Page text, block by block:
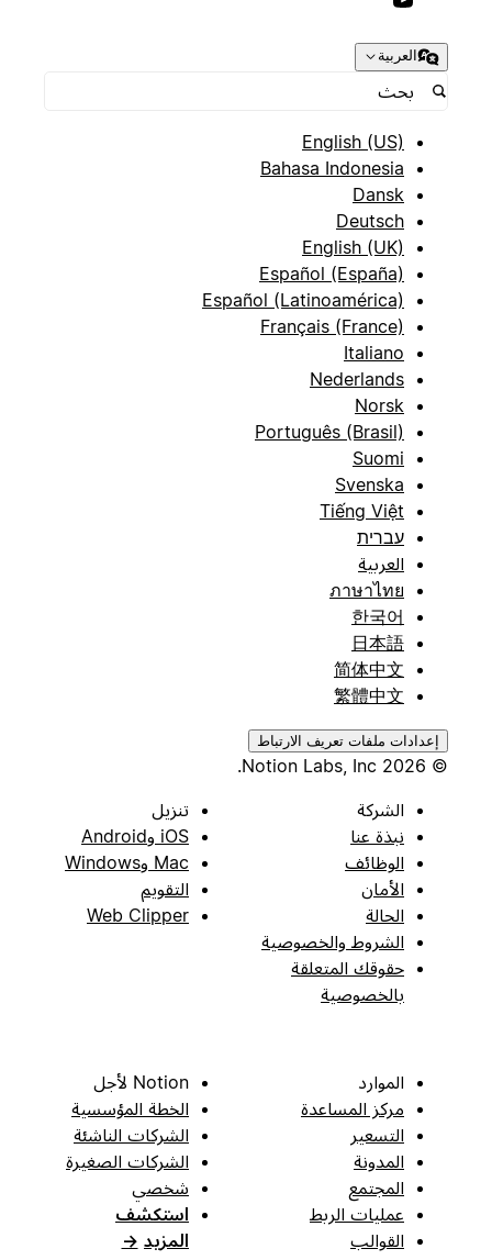
العربية
English (US)
Bahasa Indonesia
Dansk
Deutsch
English (UK)
Español (España)
Español (Latinoamérica)
Français (France)
Italiano
Nederlands
Norsk
Português (Brasil)
Suomi
Svenska
Tiếng Việt
עברית
العربية
ภาษาไทย
한국어
日本語
简体中文
繁體中文
إعدادات ملفات تعريف الارتباط
الشركة
نبذة عنا
الوظائف
الأمان
الحالة
الشروط والخصوصية
حقوقك المتعلقة
بالخصوصية
تنزيل
iOS وAndroid
Mac وWindows
التقويم
Web Clipper
الموارد
مركز المساعدة
التسعير
المدونة
المجتمع
عمليات الربط
القوالب
Notion لأجل
الخطة المؤسسية
الشركات الناشئة
الشركات الصغيرة
شخصي
استكشف
المزيد →